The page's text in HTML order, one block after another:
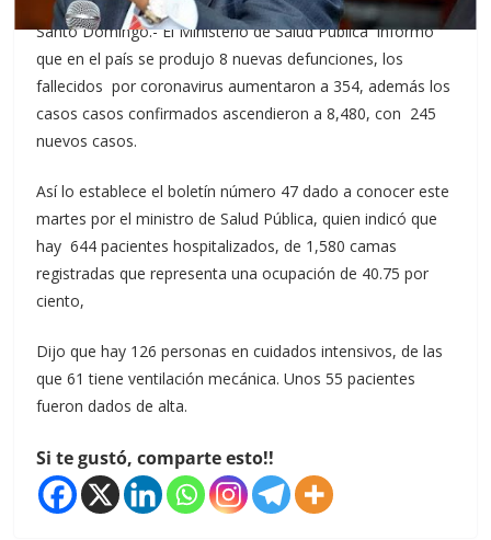
Santo Domingo.- El Ministerio de Salud Pública informó
que en el país se produjo 8 nuevas defunciones, los
fallecidos por coronavirus aumentaron a 354, además los
casos casos confirmados ascendieron a 8,480, con 245
nuevos casos.
Así lo establece el boletín número 47 dado a conocer este
martes por el ministro de Salud Pública, quien indicó que
hay 644 pacientes hospitalizados, de 1,580 camas
registradas que representa una ocupación de 40.75 por
ciento,
Dijo que hay 126 personas en cuidados intensivos, de las
que 61 tiene ventilación mecánica. Unos 55 pacientes
fueron dados de alta.
Si te gustó, comparte esto!!